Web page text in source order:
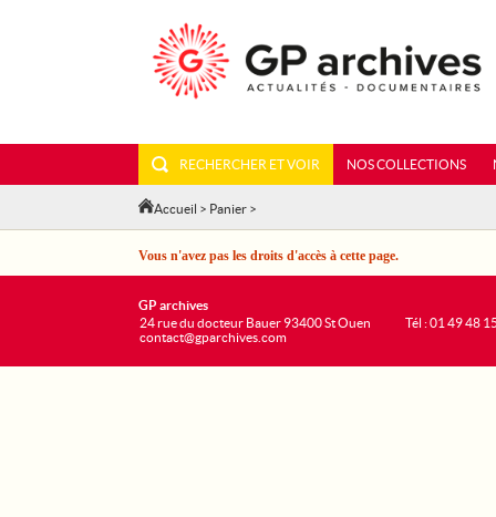
RECHERCHER ET VOIR NOS COLLECTIONS
Accueil > Panier >
Vous n'avez pas les droits d'accès à cette page.
GP archives
24 rue du docteur Bauer 93400 St Ouen
contact@gparchives.com
Tél : 01 49 48